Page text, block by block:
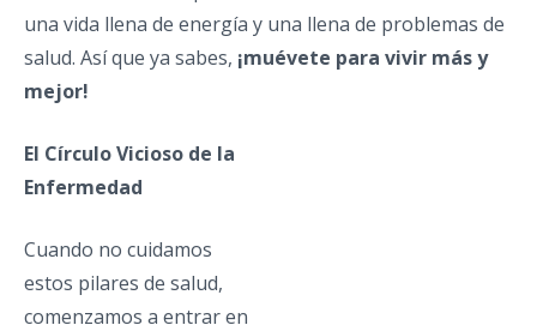
una vida llena de energía y una llena de problemas de
salud. Así que ya sabes, ¡muévete para vivir más y
mejor!
El Círculo Vicioso de la
Enfermedad
Cuando no cuidamos
estos pilares de salud,
comenzamos a entrar en